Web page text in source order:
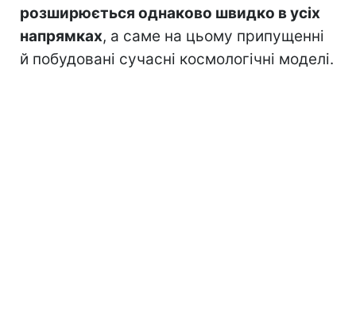
розширюється однаково швидко в усіх
напрямках, а саме на цьому припущенні
й побудовані сучасні космологічні моделі.